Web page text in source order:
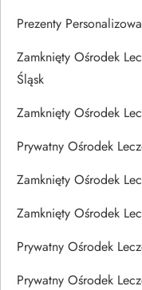
Prezenty
Zamknięty Ośrodek
Śląsk
Zamknięty Ośrodek
Prywatny Ośrodek
Zamknięty Ośrodek
Zamknięty Ośrodek
Prywatny Ośrodek
Prywatny Ośrodek